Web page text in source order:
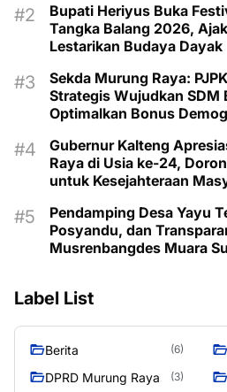
Bupati Heriyus Buka
Tangka Balang 2026,
Lestarikan Budaya Dayak
Sekda Murung Raya:
Strategis Wujudkan SDM
Optimalkan Bonus
Gubernur Kalteng
Raya di Usia ke-24,
untuk Kesejahteraan
Pendamping Desa Yayu
Posyandu, dan
Musrenbangdes Muara
Label List
Berita (6)
DPRD Murung Raya (3)